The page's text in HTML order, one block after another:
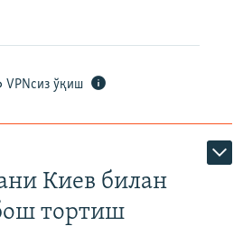
VPNсиз ўқиш
Киев билан
тортиш